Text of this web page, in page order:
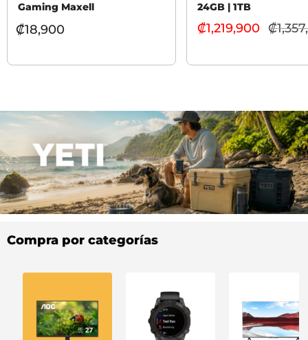
Gaming Maxell
₡18,900
24GB | 1TB
₡1,219,900 ₡
Compra por categorías